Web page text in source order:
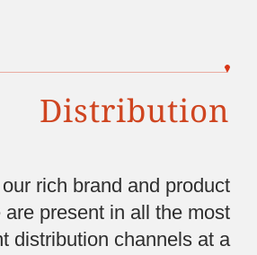
Distribution
rich brand and product
present in all the most
distribution channels at a